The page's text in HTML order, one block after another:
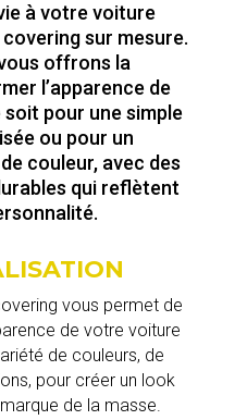
à votre voiture
sur mesure.
offrons la
l’apparence de
pour une simple
ou pour un
couleur, avec des
qui reflètent
vous permet de
de votre voiture
de couleurs, de
pour créer un look
de la masse.